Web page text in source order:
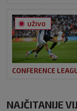
UŽIVO
CONFERENCE
NAJČITANIJE